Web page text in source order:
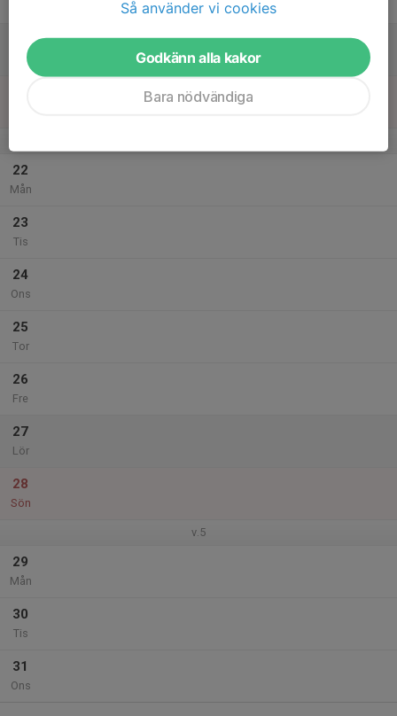
Lör
22
Mån
23
Tis
24
Ons
25
Tor
26
Fre
27
Lör
28
Sön
v.5
29
Mån
30
Tis
31
Ons
Så använder vi cookies
Godkänn alla kakor
Bara nödvändiga